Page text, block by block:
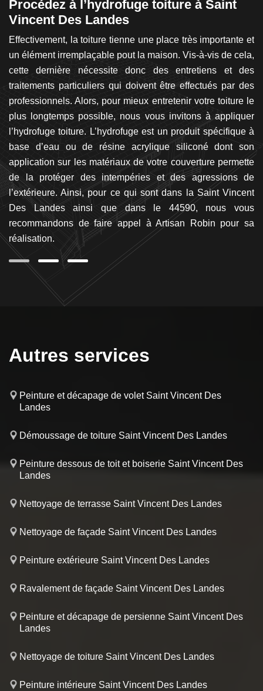
à
Procédez à l’hydrofuge toiture à Saint
Vincent Des Landes
Effectivement, la toiture tienne une place très importante et
un élément irremplaçable pout la maison. Vis-à-vis de cela,
cette dernière nécessite donc des entretiens et des
traitements particuliers qui doivent être effectués par des
professionnels. Alors, pour mieux entretenir votre toiture le
plus longtemps possible, nous vous invitons à appliquer
l’hydrofuge toiture. L’hydrofuge est un produit spécifique à
base d’eau ou de résine acrylique siliconé dont son
application sur les matériaux de votre couverture permette
de la protéger des intempéries et des agressions de
l’extérieure. Ainsi, pour ce qui sont dans la Saint Vincent
Des Landes ainsi que dans le 44590, nous vous
recommandons de faire appel à Artisan Robin pour sa
réalisation.
Autres services
Peinture et décapage de volet Saint Vincent Des
Landes
Démoussage de toiture Saint Vincent Des Landes
Peinture dessous de toit et boiserie Saint Vincent Des
Landes
Nettoyage de terrasse Saint Vincent Des Landes
Nettoyage de façade Saint Vincent Des Landes
Peinture extérieure Saint Vincent Des Landes
Ravalement de façade Saint Vincent Des Landes
Peinture et décapage de persienne Saint Vincent Des
Landes
Nettoyage de toiture Saint Vincent Des Landes
Peinture intérieure Saint Vincent Des Landes